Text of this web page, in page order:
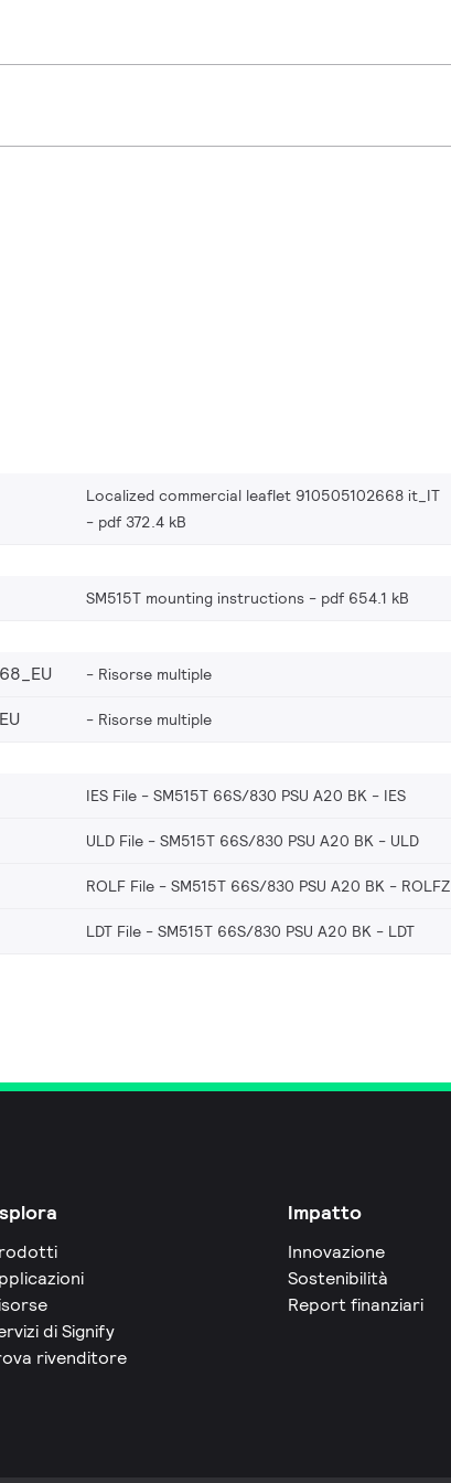
Localized commercial leaflet 910505102668 it_IT
pdf 372.4 kB
SM515T mounting instructions pdf 654.1 kB
Risorse multiple
Risorse multiple
IES File - SM515T 66S/830 PSU A20 BK IES
ULD File - SM515T 66S/830 PSU A20 BK ULD
ROLF File - SM515T 66S/830 PSU A20 BK ROLFZ
LDT File - SM515T 66S/830 PSU A20 BK LDT
di Signify
rivenditore
Impatto
Innovazione
Sostenibilità
Report finanziari